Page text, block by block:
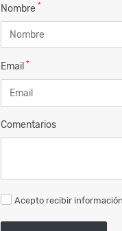
Nombre *
Email *
Comentarios
Acepto recibir